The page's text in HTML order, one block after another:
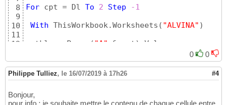
8
9
10
11
12
14
15
16
For cpt = Dl To 2 Step
-1
With ThisWorkbook.Worksheets ( "ALVINA" )
  tbl = .Range
( "A" & cpt )
.Value
Application.Transpose
End With
Next
0 0
Philippe Tulliez, le 16/07/2019 à 17h26 #4
Bonjour,
pour info : je souhaite mettre le contenu de chaque cellule entre